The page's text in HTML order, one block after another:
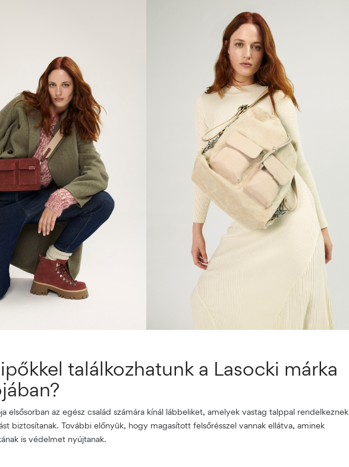
találkozhatunk a Lasocki márka
elsősorban az egész család számára kínál lábbeliket, amelyek vastag talppal rendelkeznek
biztosítanak. További előnyük, hogy magasított felsőrésszel vannak ellátva, aminek
is védelmet nyújtanak.